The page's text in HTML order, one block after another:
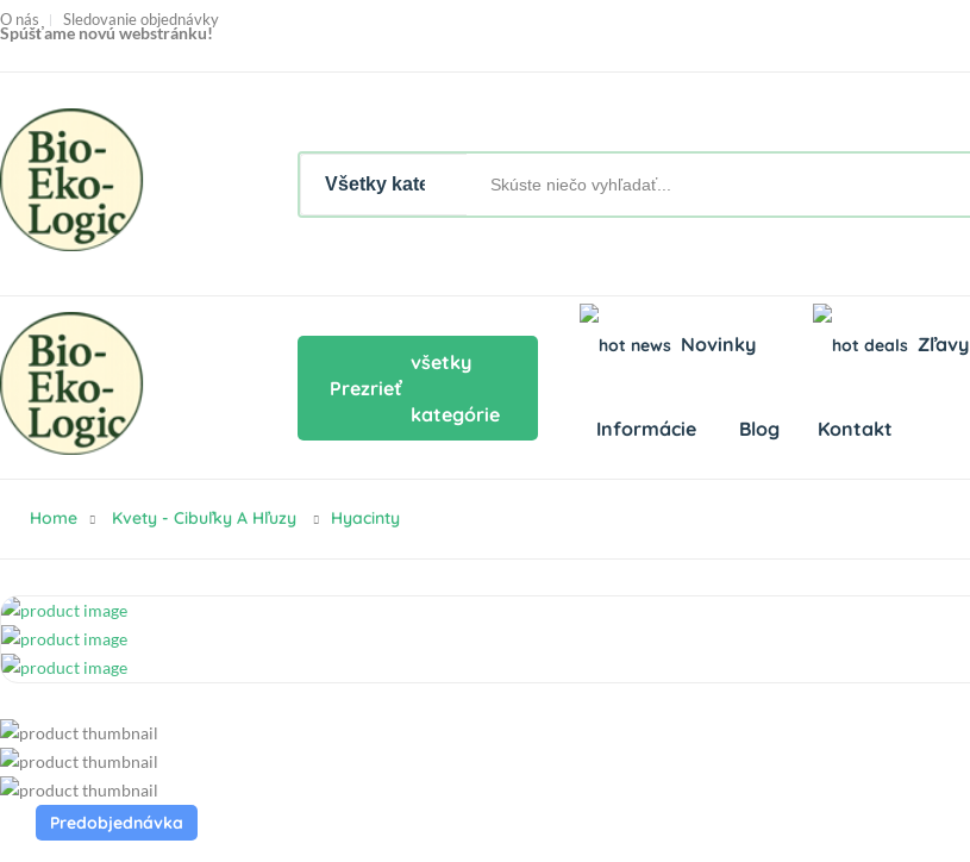
O nás Sledovanie objednávky
Spúšťame novú webstránku!
Prezrieť
všetky
kategórie
Novinky Zľavy
Informácie Blog Kontakt
Home Kvety - Cibuľky A Hľuzy Hyacinty
Predobjednávka